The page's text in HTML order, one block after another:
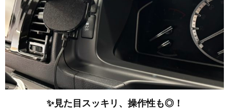
✨見た目スッキリ、操作性も◎！